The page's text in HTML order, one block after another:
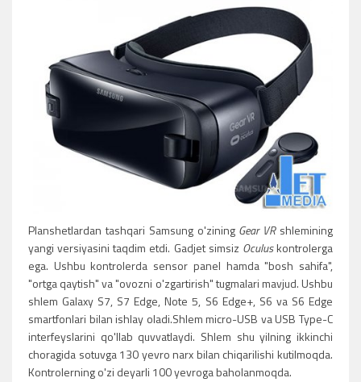
Planshetlardan tashqari Samsung o'zining Gear VRshlemining
yangi versiyasini taqdim etdi. Gadjet simsiz Oculuskontrolerga
ega. Ushbu kontrolerda sensor panel hamda "bosh sahifa",
"ortga qaytish" va "ovozni o'zgartirish" tugmalari mavjud. Ushbu
shlem Galaxy S7, S7 Edge, Note 5, S6 Edge+, S6 va S6 Edge
smartfonlari bilan ishlay oladi.Shlem micro-USB va USB Type-C
interfeyslarini qo'llab quvvatlaydi. Shlem shu yilning ikkinchi
choragida sotuvga 130 yevro narx bilan chiqarilishi kutilmoqda.
Kontrolerning o'zi deyarli 100 yevroga baholanmoqda.